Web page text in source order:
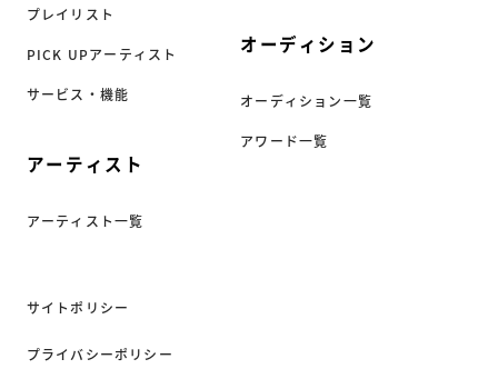
プレイリスト
PICK UPアーティスト
サービス・機能
アーティスト
アーティスト一覧
オーディション
オーディション一覧
アワード一覧
サイトポリシー
プライバシーポリシー